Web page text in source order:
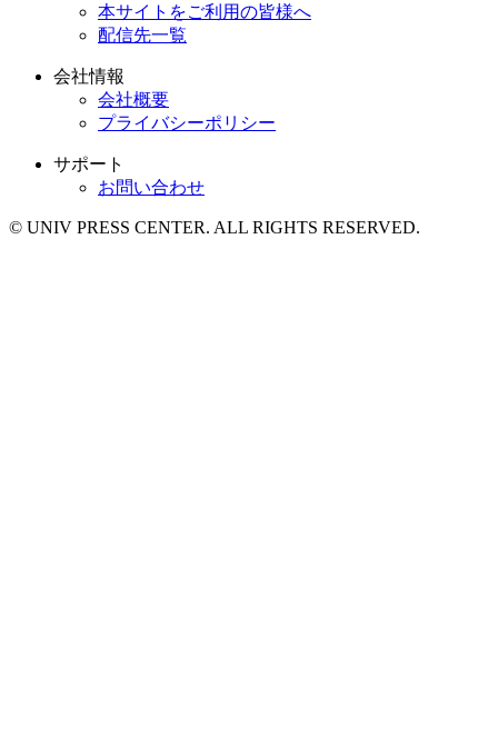
本サイトをご利用の皆様へ
配信先一覧
会社情報
会社概要
プライバシーポリシー
サポート
お問い合わせ
© UNIV PRESS CENTER. ALL RIGHTS RESERVED.